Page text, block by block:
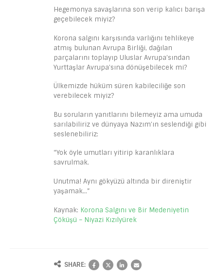
Hegemonya savaşlarına son verip kalıcı barışa
geçebilecek miyiz?
Korona salgını karşısında varlığını tehlikeye
atmış bulunan Avrupa Birliği, dağılan
parçalarını toplayıp Uluslar Avrupa’sından
Yurttaşlar Avrupa’sına dönüşebilecek mi?
Ülkemizde hüküm süren kabileciliğe son
verebilecek miyiz?
Bu soruların yanıtlarını bilemeyiz ama umuda
sarılabiliriz ve dünyaya Nazım’ın seslendiği gibi
seslenebiliriz:
“Yok öyle umutları yitirip karanlıklara
savrulmak.
Unutma! Aynı gökyüzü altında bir direniştir
yaşamak…”
Kaynak: Korona Salgını ve Bir Medeniyetin
Çöküşü – Niyazi Kızılyürek
SHARE: